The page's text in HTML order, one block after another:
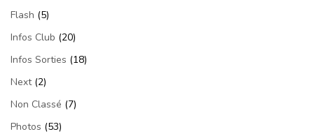
Flash (5)
Infos Club (20)
Infos Sorties (18)
Next(2)
Non Classé (7)
Photos (53)